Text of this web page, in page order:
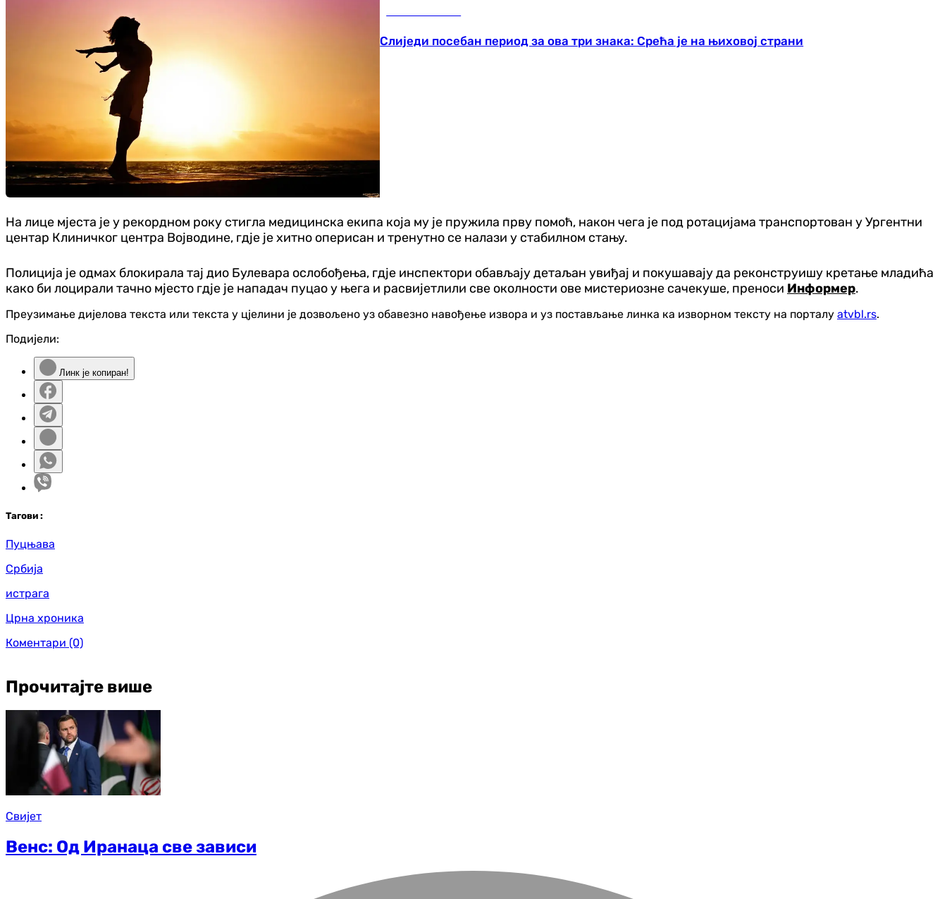
Слиједи посебан период за ова три знака: Срећа је на њиховој страни
На лице мјеста је у рекордном року стигла медицинска екипа која му је пружила прву помоћ, након чега је под ротацијама транспортован у Ургентни
центар Клиничког центра Војводине, гдје је хитно оперисан и тренутно се налази у стабилном стању.
Полиција је одмах блокирала тај дио Булевара ослобођења, гдје инспектори обављају детаљан увиђај и покушавају да реконструишу кретање младића
како би лоцирали тачно мјесто гдје је нападач пуцао у њега и расвијетлили све околности ове мистериозне сачекуше, преноси Информер.
Преузимање дијелова текста или текста у цјелини је дозвољено уз обавезно навођење извора и уз постављање линка ка изворном тексту на порталу atvbl.rs.
Подијели:
Линк је копиран!
Тагови :
Пуцњава
Србија
истрага
Црна хроника
Коментари (0)
Прочитајте више
Свијет
Венс: Од Иранаца све зависи